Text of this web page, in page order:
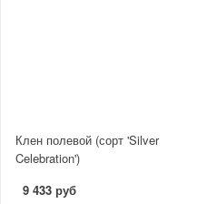
Клен полевой (сорт 'Silver
Celebration')
9 433 руб